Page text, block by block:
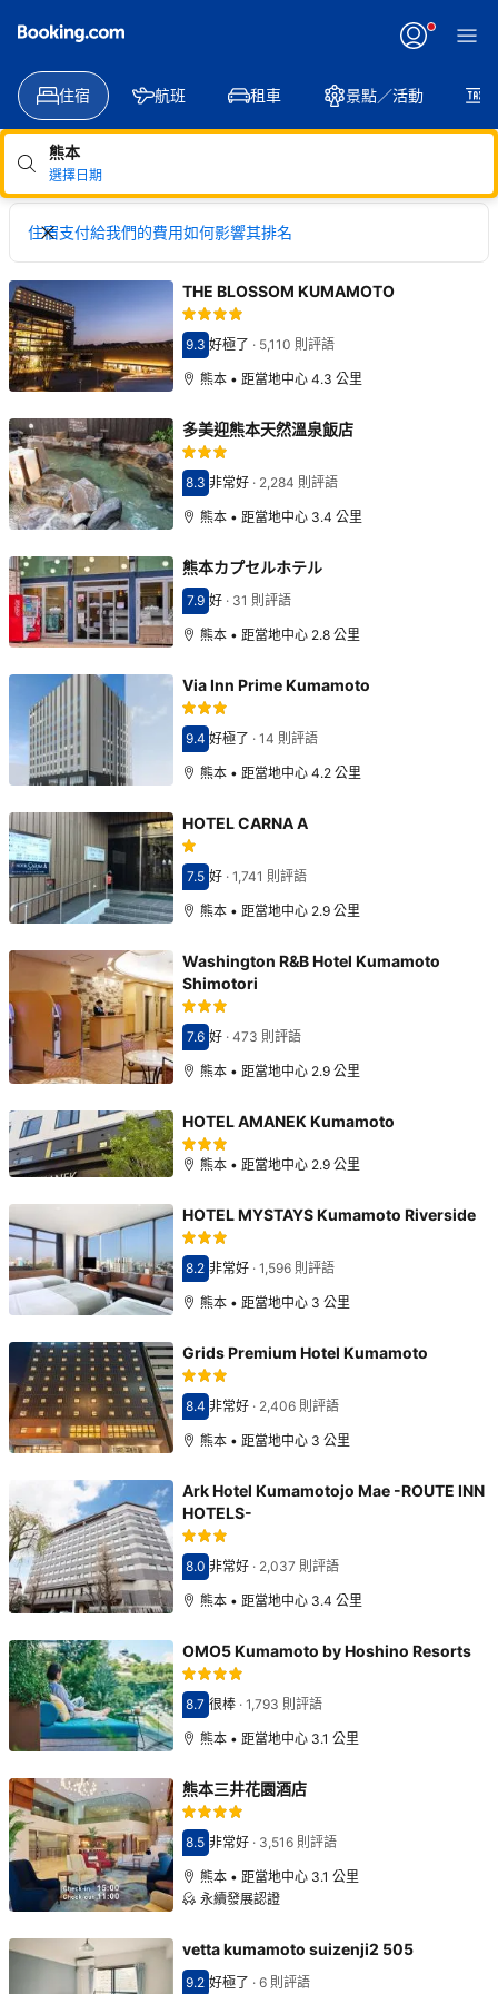
住宿 航班 租車 景點／活動
熊本
選擇日期
住宿支付給我們的費用如何影響其排名
THE BLOSSOM KUMAMOTO
分數9.3分
9.3 好極了 · 5,110 則評語
熊本 • 距當地中心 4.3 公里
多美迎熊本天然溫泉飯店
分數8.3分
8.3 非常好· 2,284 則評語
熊本 • 距當地中心 3.4 公里
熊本カプセルホテル
分數7.9分
7.9 好· 31 則評語
熊本 • 距當地中心 2.8 公里
Via Inn Prime Kumamoto
分數9.4分
9.4 好極了 · 14 則評語
熊本 • 距當地中心 4.2 公里
HOTEL CARNA A
分數7.5分
7.5 好· 1,741 則評語
熊本 • 距當地中心 2.9 公里
Washington R&B Hotel Kumamoto
Shimotori
分數7.6分
7.6 好· 473 則評語
熊本 • 距當地中心 2.9 公里
HOTEL AMANEK Kumamoto
熊本 • 距當地中心 2.9 公里
HOTEL MYSTAYS Kumamoto Riverside
分數8.2分
8.2 非常好· 1,596 則評語
熊本 • 距當地中心 3 公里
Grids Premium Hotel Kumamoto
分數8.4分
8.4 非常好· 2,406 則評語
熊本 • 距當地中心 3 公里
Ark Hotel Kumamotojo Mae -ROUTE INN
HOTELS-
分數8.0分
8.0 非常好· 2,037 則評語
熊本 • 距當地中心 3.4 公里
OMO5 Kumamoto by Hoshino Resorts
分數8.7分
8.7 很棒· 1,793 則評語
熊本 • 距當地中心 3.1 公里
熊本三井花園酒店
分數8.5分
8.5 非常好· 3,516 則評語
熊本 • 距當地中心 3.1 公里
永續發展認證
vetta kumamoto suizenji2 505
9.2 好極了 · 6 則評語